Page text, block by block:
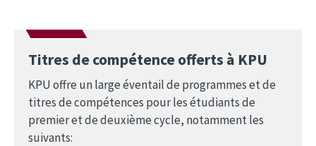
Titres de compétence offerts à KPU
KPU offre un large éventail de programmes et de
titres de compétences pour les étudiants de
premier et de deuxième cycle, notamment les
suivants: